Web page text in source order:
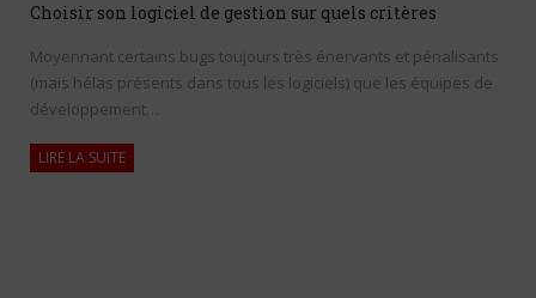
Choisir son logiciel de gestion sur quels critères
Moyennant certains bugs toujours très énervants et pénalisants
(mais hélas présents dans tous les logiciels) que les équipes de
développement…
LIRE LA SUITE